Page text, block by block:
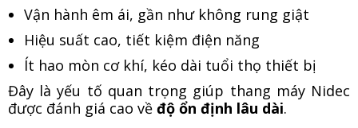
Vận hành êm ái, gần như không rung giật
Hiệu suất cao, tiết kiệm điện năng
Ít hao mòn cơ khí, kéo dài tuổi thọ thiết bị
Đây là yếu tố quan trọng giúp thang máy Nidec
được đánh giá cao về độ ổn định lâu dài.